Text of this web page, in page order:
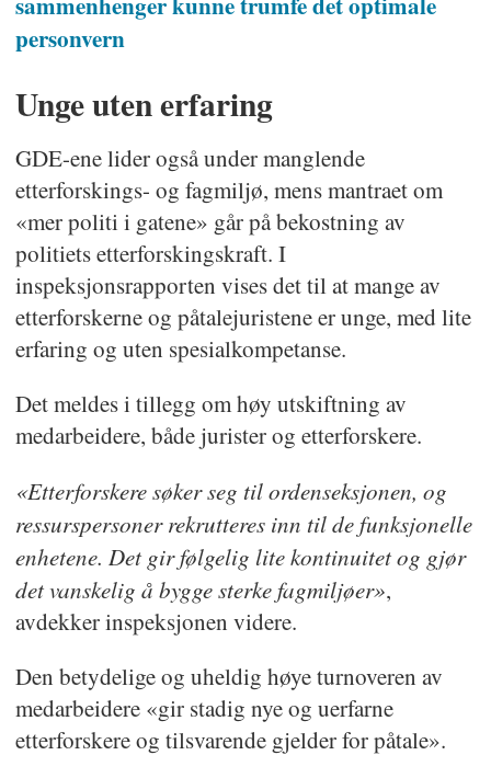
personvern
Unge uten erfaring
GDE-ene lider også under manglende
etterforskings- og fagmiljø, mens mantraet om
«mer politi i gatene» går på bekostning av
politiets etterforskingskraft. I
inspeksjonsrapporten vises det til at mange av
etterforskerne og påtalejuristene er unge, med lite
erfaring og uten spesialkompetanse.
Det meldes i tillegg om høy utskiftning av
medarbeidere, både jurister og etterforskere.
«Etterforskere søker seg til ordenseksjonen, og
ressurspersoner rekrutteres inn til de funksjonelle
enhetene. Det gir følgelig lite kontinuitet og gjør
det vanskelig å bygge sterke fagmiljøer»,
avdekker inspeksjonen videre.
Den betydelige og uheldig høye turnoveren av
medarbeidere «gir stadig nye og uerfarne
etterforskere og tilsvarende gjelder for påtale».